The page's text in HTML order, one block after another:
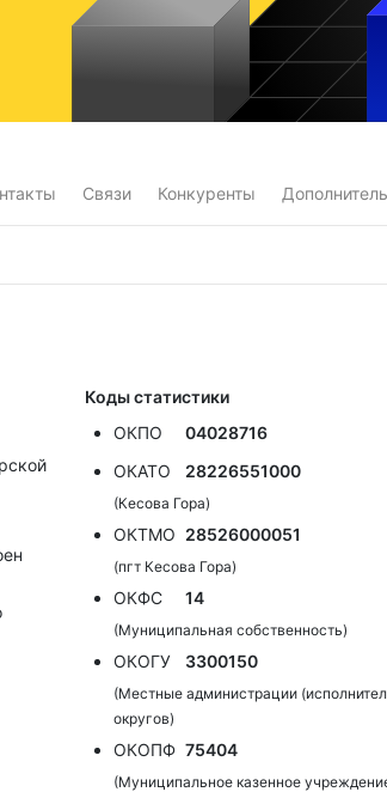
Связи Конкуренты
Коды статистики
ОКПО
04028716
ОКАТО
28226551000
(Кесова Гора)
ОКТМО 28526000051
(пгт Кесова Гора)
ОКФС 14
(Муниципальная собственность)
ОКОГУ 3300150
(Местные администрации
округов)
ОКОПФ 75404
(Муниципальное казенное